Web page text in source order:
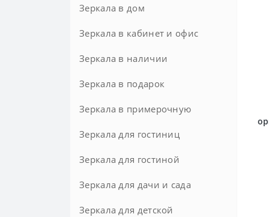
Зеркала в дом
Зеркала в кабинет и офис
Зеркала в наличии
Зеркала в подарок
Зеркала в примерочную
Зеркала для гостиниц
Зеркала для гостиной
Зеркала для дачи и сада
Зеркала для детской